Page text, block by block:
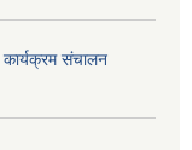
कार्यक्रम संचालन